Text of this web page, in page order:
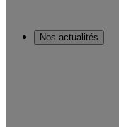
Nos actualités